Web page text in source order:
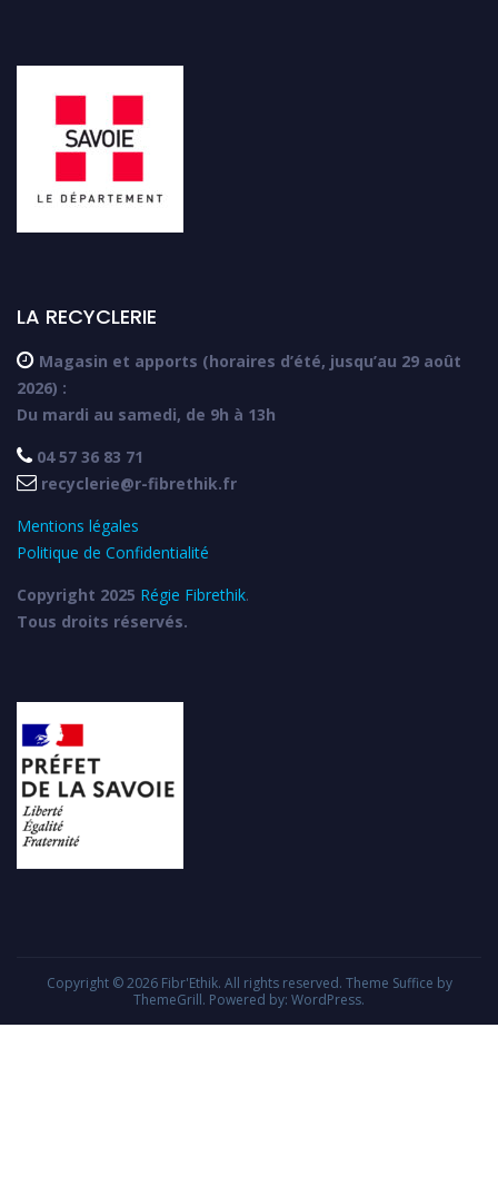
LA RECYCLERIE
 Magasin et apports (horaires d’été, jusqu’au 29 août
2026) :
Du mardi au samedi, de 9h à 13h
 04 57 36 83 71
 recyclerie@r-fibrethik.fr
Mentions légales
Politique de Confidentialité
Copyright 2025 Régie Fibrethik.
Tous droits réservés.
Copyright © 2026 Fibr'Ethik. All rights reserved. Theme Suffice by
ThemeGrill. Powered by: WordPress.